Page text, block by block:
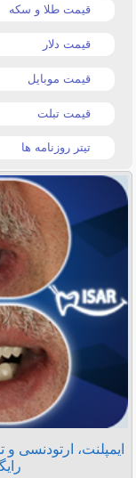
قیمت طلا و سکه
قیمت دلار
قیمت موبایل
قیمت تبلت
تیتر روزنامه ها
ایمپلنت، ارتودنسی